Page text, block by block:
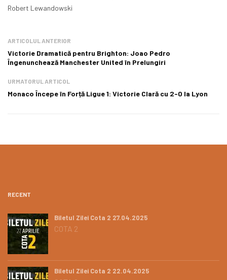
Robert Lewandowski
ARTICOLUL ANTERIOR
Victorie Dramatică pentru Brighton: Joao Pedro
Îngenunchează Manchester United în Prelungiri
URMATORUL ARTICOL
Monaco Începe în Forță Ligue 1: Victorie Clară cu 2-0 la Lyon
RECENT
Biletul Zilei Cota 2 27.04.2025
COTA 2
Biletul Zilei Cota 2 22.04.2025